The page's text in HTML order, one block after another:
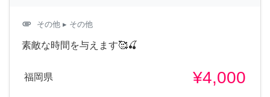
attachment その他 ▸ その他
素敵な時間を与えます🥰🍒
福岡県 ¥4,000